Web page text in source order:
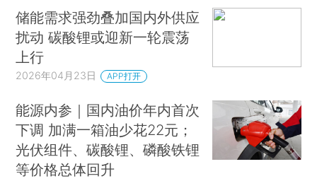
储能需求强劲叠加国内外供应
扰动 碳酸锂或迎新一轮震荡
上行
2026年04月23日 APP打开
能源内参｜国内油价年内首次
下调 加满一箱油少花22元；
光伏组件、碳酸锂、磷酸铁锂
等价格总体回升